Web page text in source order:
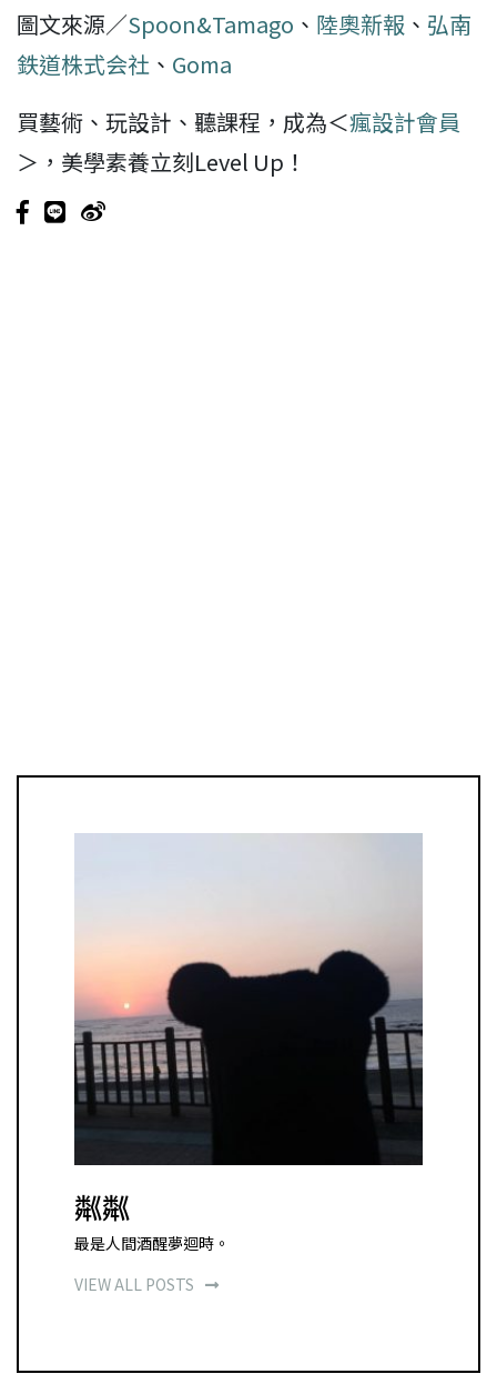
圖文來源／Spoon&Tamago 、 陸奧新報 、 弘南
鉄道株式会社 、 Goma
買藝術、玩設計、聽課程，成為＜瘋設計會員
＞，美學素養立刻Level Up！
粼粼
最是人間酒醒夢迴時。
VIEW ALL POSTS